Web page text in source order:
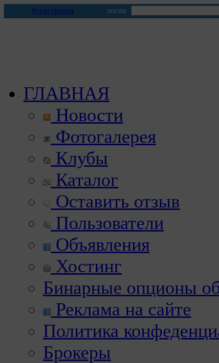
Регистрация логин
ГЛАВНАЯ
Новости
Фотогалерея
Клубы
Каталог
Оставить отзыв
Пользователи
Объявления
Хостинг
Бинарные опционы
Реклама на сайте
Политика
Брокеры